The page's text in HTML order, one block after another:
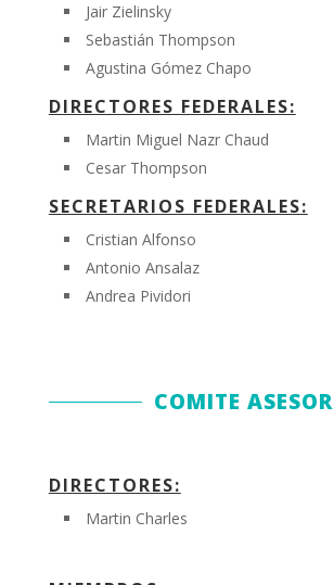
Jair Zielinsky
Sebastián Thompson
Agustina Gómez Chapo
DIRECTORES FEDERALES:
Martin Miguel Nazr Chaud
Cesar Thompson
SECRETARIOS FEDERALES:
Cristian Alfonso
Antonio Ansalaz
Andrea Pividori
COMITE ASESOR
DIRECTORES:
Martin Charles